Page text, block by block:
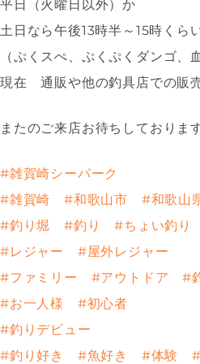
平日（火曜日以外）か
土日なら午後13時半～15時くら
（ぷくスぺ、ぷくぷくダンゴ、
現在 通販や他の釣具店での販
またのご来店お待ちしておりま
#雑賀崎シーパーク
#雑賀崎
#和歌山市
#和歌山
#釣り堀
#釣り
#ちょい釣り
#レジャー
#屋外レジャー
#ファミリー
#アウトドア #
#お一人様
#初心者
#釣りデビュー
#釣り好き
#魚好き #体験